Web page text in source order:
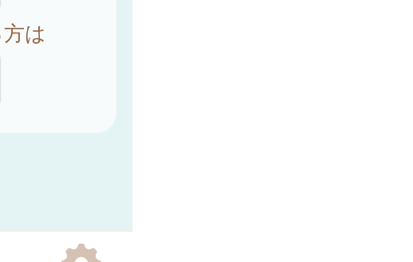
は